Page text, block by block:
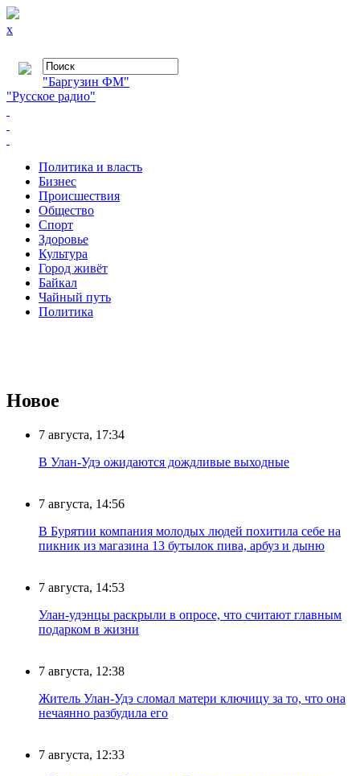
x
"Баргузин ФМ"
"Русское радио"
Политика и власть
Бизнес
Происшествия
Общество
Cпорт
Здоровье
Культура
Город живёт
Байкал
Чайный путь
Политика
Новое
7 августа, 17:34
В Улан-Удэ ожидаются дождливые выходные
7 августа, 14:56
В Бурятии компания молодых людей похитила себе на
пикник из магазина 13 бутылок пива, арбуз и дыню
7 августа, 14:53
Улан-удэнцы раскрыли в опросе, что считают главным
подарком в жизни
7 августа, 12:38
Житель Улан-Удэ сломал матери ключицу за то, что она
нечаянно разбудила его
7 августа, 12:33